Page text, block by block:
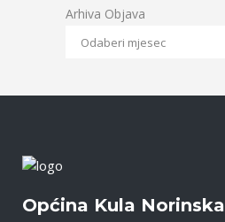
Arhiva Objava
Općina Kula Norinska